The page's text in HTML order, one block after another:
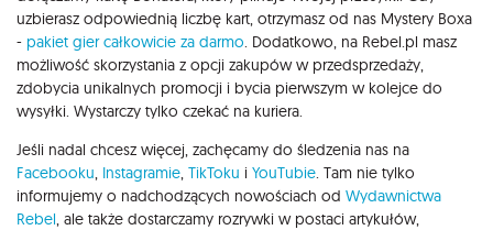
uzbierasz odpowiednią liczbę kart, otrzymasz od nas Mystery Boxa
- pakiet gier całkowicie za darmo. Dodatkowo, na Rebel.pl masz
możliwość skorzystania z opcji zakupów w przedsprzedaży,
zdobycia unikalnych promocji i bycia pierwszym w kolejce do
wysyłki. Wystarczy tylko czekać na kuriera.
Jeśli nadal chcesz więcej, zachęcamy do śledzenia nas na
Facebooku, Instagramie, TikToku i YouTubie. Tam nie tylko
informujemy o nadchodzących nowościach od Wydawnictwa
Rebel, ale także dostarczamy rozrywki w postaci artykułów,